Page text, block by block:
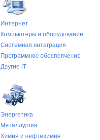
Интернет
Компьютеры и оборудование
Системная интеграция
Программное обеспепчение
Другие IT
Энергетика
Металлургия
Химия и нефтехимия